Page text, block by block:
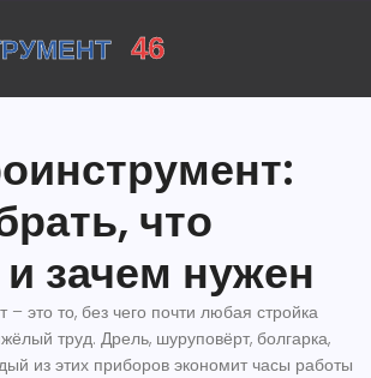
что
зачем нужен
– это то, без чего почти любая стройка
труд. Дрель, шуруповёрт, болгарка,
из этих приборов экономит часы работы